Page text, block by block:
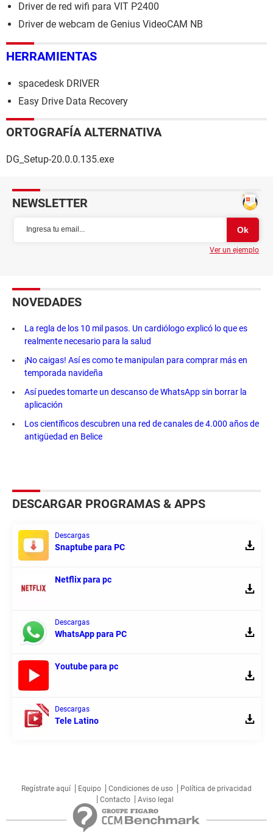
Driver de red wifi para VIT P2400
Driver de webcam de Genius VideoCAM NB
HERRAMIENTAS
spacedesk DRIVER
Easy Drive Data Recovery
ORTOGRAFÍA ALTERNATIVA
DG_Setup-20.0.0.135.exe
NEWSLETTER
Ver un ejemplo
NOVEDADES
La regla de los 10 mil pasos. Un cardiólogo explicó lo que es
realmente necesario para la salud
¡No caigas! Así es como te manipulan para comprar más en
temporada navideña
Así puedes tomarte un descanso de WhatsApp sin borrar la
aplicación
Los científicos descubren una red de canales de 4.000 años de
antigüedad en Belice
DESCARGAR PROGRAMAS & APPS
Descargas
Snaptube para PC
Netflix para pc
Descargas
WhatsApp para PC
Youtube para pc
Descargas
Tele Latino
Regístrate aquí Equipo Condiciones de uso
Política de privacidad
Contacto
Aviso legal